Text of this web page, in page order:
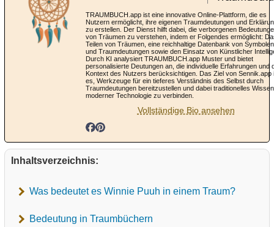
TRAUMBUCH.app ist eine innovative Online-Plattform, die es
Nutzern ermöglicht, ihre eigenen Traumdeutungen und
zu erstellen. Der Dienst hilft dabei, die verborgenen
von Träumen zu verstehen, indem er Folgendes ermöglicht:
Teilen von Träumen, eine reichhaltige Datenbank von Symbolen
und Traumdeutungen sowie den Einsatz von Künstlicher
Durch KI analysiert TRAUMBUCH.app Muster und bietet
personalisierte Deutungen an, die individuelle Erfahrungen und
Kontext des Nutzers berücksichtigen. Das Ziel von Sennik.app
es, Werkzeuge für ein tieferes Verständnis des Selbst durch
Traumdeutungen bereitzustellen und dabei traditionelles
moderner Technologie zu verbinden.
Vollständige Bio ansehen
Inhaltsverzeichnis:
Was bedeutet es Winnie Puuh in einem Traum?
Bedeutung in Traumbüchern